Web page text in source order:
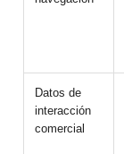
Datos de
interacción
comercial